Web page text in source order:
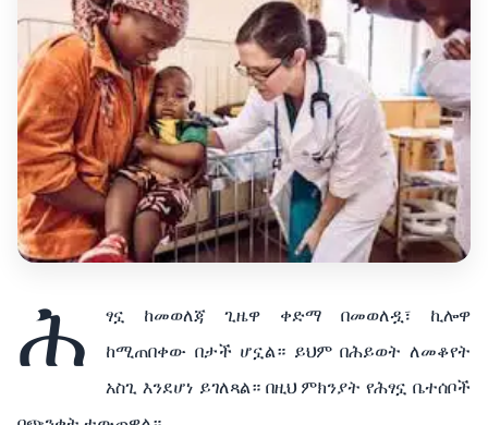
ሕ ፃኗ ከመወለጃ ጊዜዋ ቀድማ በመወለዷ፣
ኪሎዋ
ከሚጠበቀው በታች ሆኗል። ይህም በሕይወት ለመቆየት
አስጊ እንደሆነ ይገለጻል። በዚህ ምክንያት የሕፃኗ ቤተሰቦች